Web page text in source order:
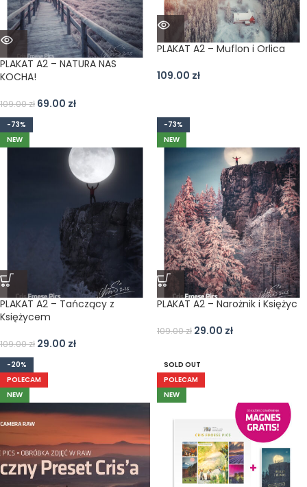
PLAKAT A2 – NATURA NAS
KOCHA!
109.00zł 69.00 zł
PLAKAT A2 – Muflon i Orlica
109.00 zł
-73%
NEW
PLAKAT A2 – Tańczący z
Księżycem
109.00zł 29.00 zł
-73%
NEW
PLAKAT A2 – Narożnik i Księżyc
109.00zł 29.00 zł
-20%
POLECAM
NEW
SOLD OUT
POLECAM
NEW